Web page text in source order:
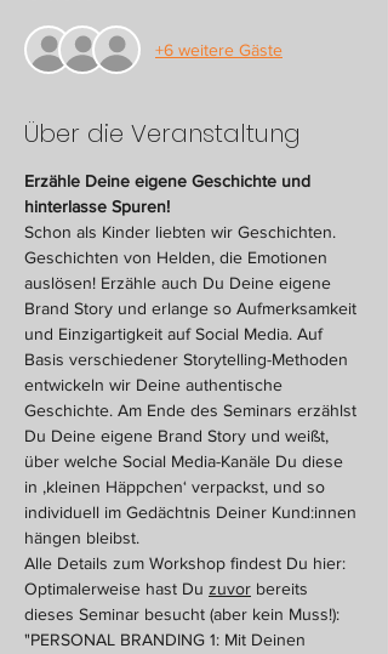
+6 weitere Gäste
Über die Veranstaltung
Erzähle Deine eigene Geschichte und
hinterlasse Spuren!
Schon als Kinder liebten wir Geschichten.
Geschichten von Helden, die Emotionen
auslösen! Erzähle auch Du Deine eigene
Brand Story und erlange so Aufmerksamkeit
und Einzigartigkeit auf Social Media. Auf
Basis verschiedener Storytelling-Methoden
entwickeln wir Deine authentische
Geschichte. Am Ende des Seminars erzählst
Du Deine eigene Brand Story und weißt,
über welche Social Media-Kanäle Du diese
in ‚kleinen Häppchen‘ verpackst, und so
individuell im Gedächtnis Deiner Kund:innen
hängen bleibst.
Alle Details zum Workshop findest Du hier:
Optimalerweise hast Du zuvor bereits
dieses Seminar besucht (aber kein Muss!):
"PERSONAL BRANDING 1: Mit Deinen